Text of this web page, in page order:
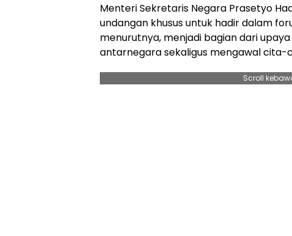
Menteri Sekretaris Negara Prasetyo
undangan khusus untuk hadir dalam
menurutnya, menjadi bagian dari
antarnegara sekaligus mengawal cita-
Scroll